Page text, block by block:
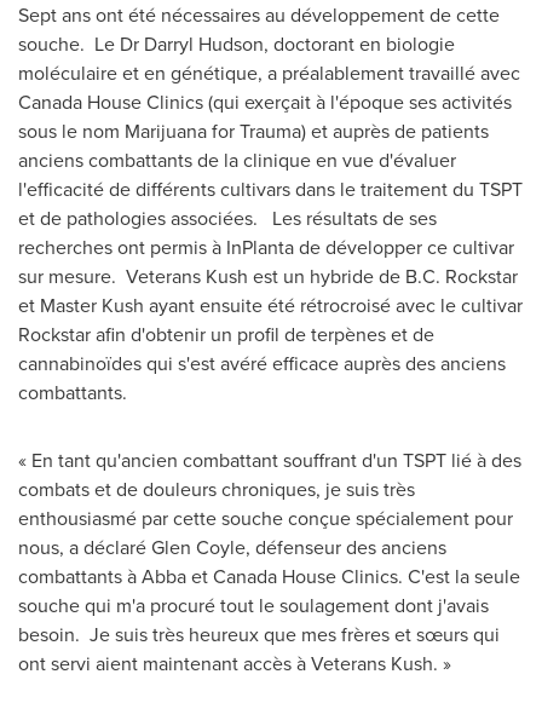
Sept ans ont été nécessaires au développement de cette
souche. Le Dr Darryl Hudson, doctorant en biologie
moléculaire et en génétique, a préalablement travaillé avec
Canada House Clinics (qui exerçait à l'époque ses activités
sous le nom Marijuana for Trauma) et auprès de patients
anciens combattants de la clinique en vue d'évaluer
l'efficacité de différents cultivars dans le traitement du TSPT
et de pathologies associées. Les résultats de ses
recherches ont permis à InPlanta de développer ce cultivar
sur mesure. Veterans Kush est un hybride de B.C. Rockstar
et Master Kush ayant ensuite été rétrocroisé avec le cultivar
Rockstar afin d'obtenir un profil de terpènes et de
cannabinoïdes qui s'est avéré efficace auprès des anciens
combattants.
« En tant qu'ancien combattant souffrant d'un TSPT lié à des
combats et de douleurs chroniques, je suis très
enthousiasmé par cette souche conçue spécialement pour
nous, a déclaré Glen Coyle, défenseur des anciens
combattants à Abba et Canada House Clinics. C'est la seule
souche qui m'a procuré tout le soulagement dont j'avais
besoin. Je suis très heureux que mes frères et sœurs qui
ont servi aient maintenant accès à Veterans Kush. »